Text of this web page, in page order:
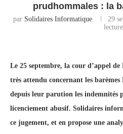
prudhommales : la
par Solidaires Informatique 29
lecture
Le 25 septembre, la cour d’appel
très attendu concernant les
depuis leur parution les indemnités
licenciement abusif. Solidaires
ce jugement, et en propose une